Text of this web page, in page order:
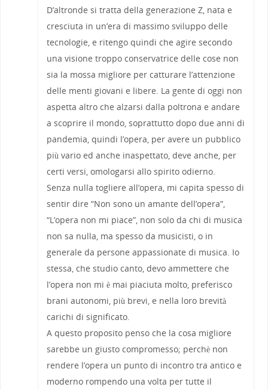
D’altronde si tratta della generazione Z, nata e
cresciuta in un’era di massimo sviluppo delle
tecnologie, e ritengo quindi che agire secondo
una visione troppo conservatrice delle cose non
sia la mossa migliore per catturare l’attenzione
delle menti giovani e libere. La gente di oggi non
aspetta altro che alzarsi dalla poltrona e andare
a scoprire il mondo, soprattutto dopo due anni di
pandemia, quindi l’opera, per avere un pubblico
più vario ed anche inaspettato, deve anche, per
certi versi, omologarsi allo spirito odierno.
Senza nulla togliere all’opera, mi capita spesso di
sentir dire “Non sono un amante dell’opera”,
“L’opera non mi piace”, non solo da chi di musica
non sa nulla, ma spesso da musicisti, o in
generale da persone appassionate di musica. Io
stessa, che studio canto, devo ammettere che
l’opera non mi è mai piaciuta molto, preferisco
brani autonomi, più brevi, e nella loro brevità
carichi di significato.
A questo proposito penso che la cosa migliore
sarebbe un giusto compromesso; perchè non
rendere l’opera un punto di incontro tra antico e
moderno rompendo una volta per tutte il